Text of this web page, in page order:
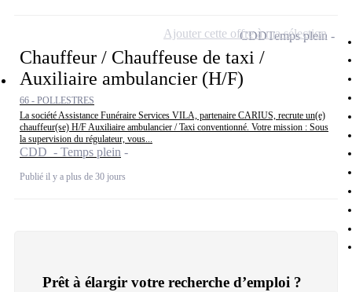
Chauffeur / Chauffeuse de taxi /
Auxiliaire ambulancier (H/F)
66 - POLLESTRES
La société Assistance Funéraire Services VILA, partenaire CARIUS, recrute un(e)
chauffeur(se) H/F Auxiliaire ambulancier / Taxi conventionné. Votre mission : Sous
la supervision du régulateur, vous...
CDD - Temps plein
Publié il y a plus de 30 jours
CDDTemps plein
Ajouter cette offre à ma sélection
Prêt à élargir votre recherche d’emploi ?